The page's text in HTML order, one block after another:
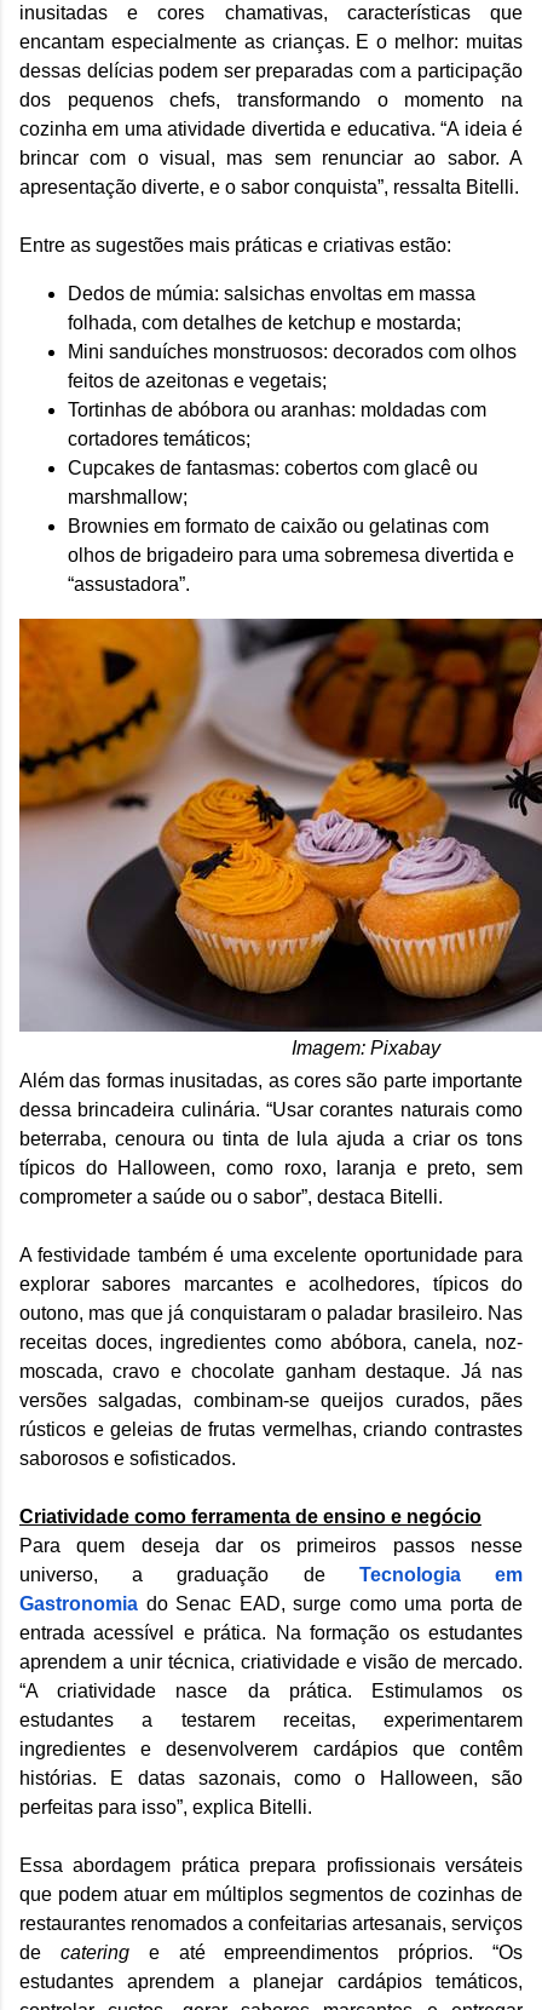
inusitadas e cores chamativas, características que
encantam especialmente as crianças. E o melhor: muitas
dessas delícias podem ser preparadas com a participação
dos pequenos chefs, transformando o momento na
cozinha em uma atividade divertida e educativa. “A ideia é
brincar com o visual, mas sem renunciar ao sabor. A
apresentação diverte, e o sabor conquista”, ressalta Bitelli.
Entre as sugestões mais práticas e criativas estão:
Dedos de múmia: salsichas envoltas em massa
folhada, com detalhes de ketchup e mostarda;
Mini sanduíches monstruosos: decorados com olhos
feitos de azeitonas e vegetais;
Tortinhas de abóbora ou aranhas: moldadas com
cortadores temáticos;
Cupcakes de fantasmas: cobertos com glacê ou
marshmallow;
Brownies em formato de caixão ou gelatinas com
olhos de brigadeiro para uma sobremesa divertida e
“assustadora”.
Imagem: Pixabay
Além das formas inusitadas, as cores são parte importante
dessa brincadeira culinária. “Usar corantes naturais como
beterraba, cenoura ou tinta de lula ajuda a criar os tons
típicos do Halloween, como roxo, laranja e preto, sem
comprometer a saúde ou o sabor”, destaca Bitelli.
A festividade também é uma excelente oportunidade para
explorar sabores marcantes e acolhedores, típicos do
outono, mas que já conquistaram o paladar brasileiro. Nas
receitas doces, ingredientes como abóbora, canela, noz-
moscada, cravo e chocolate ganham destaque. Já nas
versões salgadas, combinam-se queijos curados, pães
rústicos e geleias de frutas vermelhas, criando contrastes
saborosos e sofisticados.
Criatividade como ferramenta de ensino e negócio
Para quem deseja dar os primeiros passos nesse
universo, a graduação de Tecnologia em
Gastronomia do Senac EAD, surge como uma porta de
entrada acessível e prática. Na formação os estudantes
aprendem a unir técnica, criatividade e visão de mercado.
“A criatividade nasce da prática. Estimulamos os
estudantes a testarem receitas, experimentarem
ingredientes e desenvolverem cardápios que contêm
histórias. E datas sazonais, como o Halloween, são
perfeitas para isso”, explica Bitelli.
Essa abordagem prática prepara profissionais versáteis
que podem atuar em múltiplos segmentos de cozinhas de
restaurantes renomados a confeitarias artesanais, serviços
de catering e até empreendimentos próprios. “Os
estudantes aprendem a planejar cardápios temáticos,